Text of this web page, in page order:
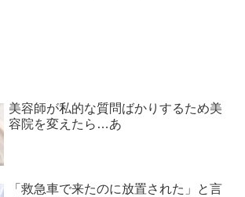
美容師が私的な質問ばかりするため美
容院を変えたら…あ
「救急車で来たのに放置された」と言